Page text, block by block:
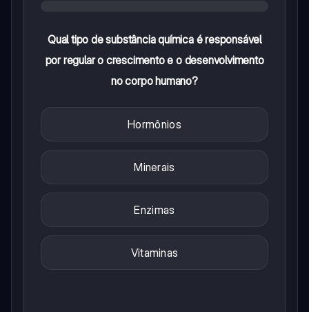
Qual tipo de substância química é responsável
por regular o crescimento e o desenvolvimento
no corpo humano?
Hormônios
Minerais
Enzimas
Vitaminas